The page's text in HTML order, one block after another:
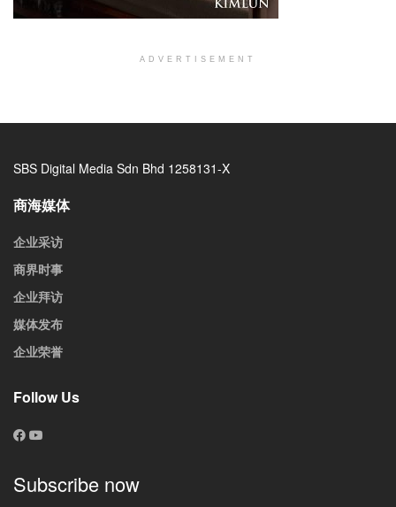
ADVERTISEMENT
SBS Digital Media Sdn Bhd 1258131-X
商海媒体
企业采访
商界时事
企业拜访
媒体发布
企业荣誉
Follow Us
Subscribe now